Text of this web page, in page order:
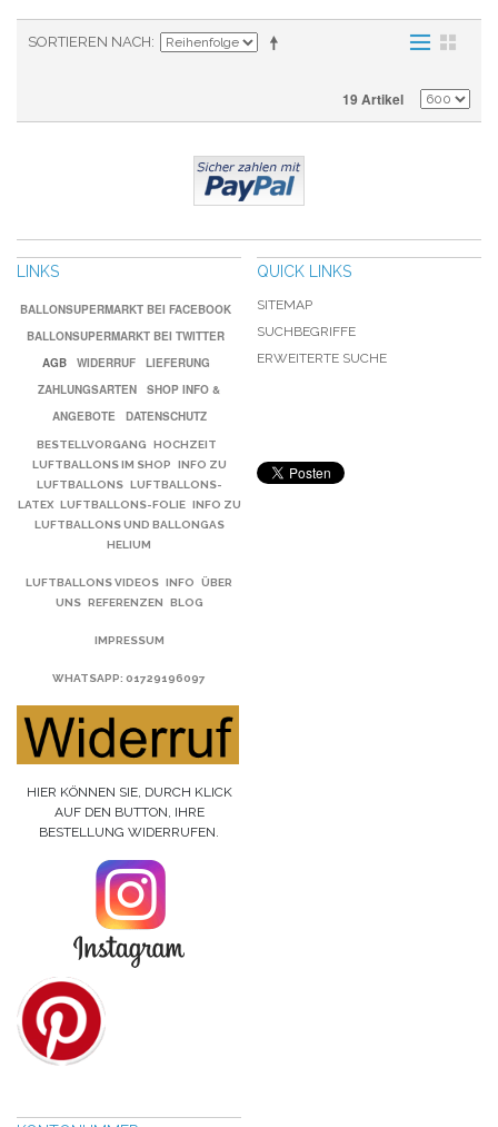
SORTIEREN NACH
19 Artikel
LINKS
BALLONSUPERMARKT BEI FACEBOOK
BALLONSUPERMARKT BEI TWITTER
AGB
WIDERRUF
LIEFERUNG
ZAHLUNGSARTEN
SHOP INFO &
ANGEBOTE
DATENSCHUTZ
BESTELLVORGANG
HOCHZEIT
LUFTBALLONS IM SHOP
INFO ZU
LUFTBALLONS LUFTBALLONS-
LATEX LUFTBALLONS-FOLIE INFO ZU
LUFTBALLONS UND BALLONGAS
HELIUM
LUFTBALLONS VIDEOS INFO
ÜBER
UNS REFERENZEN BLOG
IMPRESSUM
WHATSAPP: 01729196097
HIER KÖNNEN SIE, DURCH KLICK
AUF DEN BUTTON, IHRE
BESTELLUNG WIDERRUFEN.
QUICK LINKS
SITEMAP
SUCHBEGRIFFE
ERWEITERTE SUCHE